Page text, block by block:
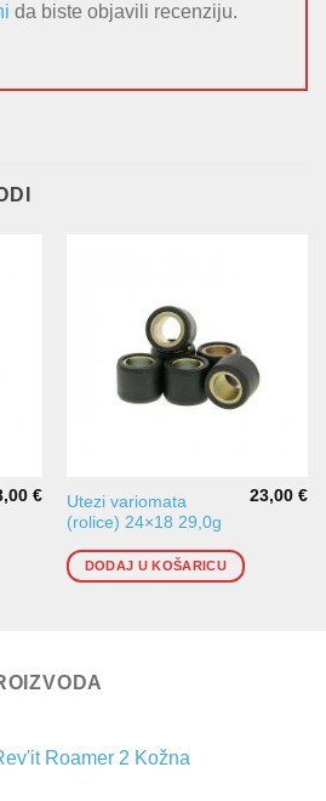
da biste objavili recenziju.
€
Utezi variomata
(rolice) 24×18 29,0g
23,00€
DODAJ U KOŠARICU
Roamer 2 Kožna